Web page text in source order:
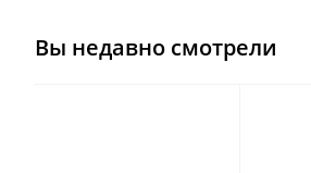
Вы недавно смотрели